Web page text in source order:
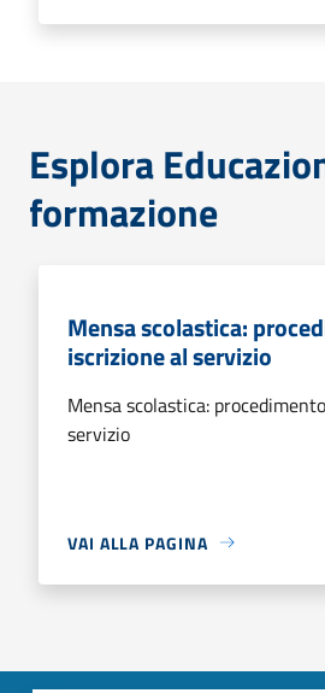
Esplora
formazione
Mensa scolastica:
iscrizione al servizio
Mensa scolastica:
servizio
VAI ALLA PAGINA